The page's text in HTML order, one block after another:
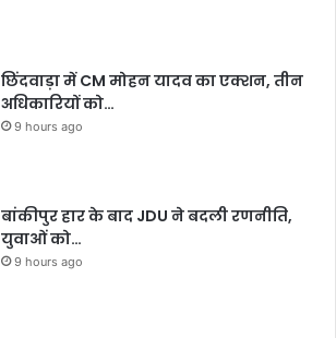
छिंदवाड़ा में CM मोहन यादव का एक्शन, तीन
अधिकारियों को…
9 hours ago
बांकीपुर हार के बाद JDU ने बदली रणनीति,
युवाओं को…
9 hours ago